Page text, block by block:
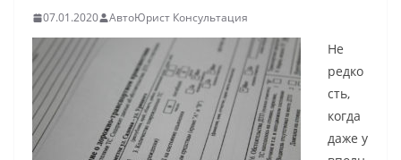
07.01.2020 АвтоЮрист Консультация
Не
редко
сть,
когда
даже у